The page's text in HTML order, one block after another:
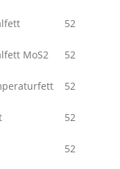
52
MoS2 52
52
52
52